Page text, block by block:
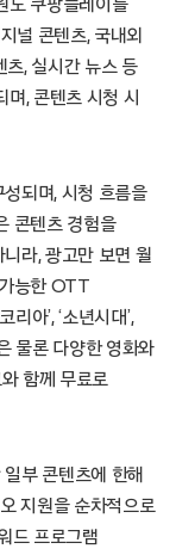
도 쿠팡플레이를
널 콘텐츠, 국내외
츠, 실시간 뉴스 등
, 콘텐츠 시청 시
되며, 시청 흐름을
콘텐츠 경험을
라, 광고만 보면 월
능한 OTT
아’, ‘소년시대’,
물론 다양한 영화와
함께 무료로
부 콘텐츠에 한해
지원을 순차적으로
드 프로그램